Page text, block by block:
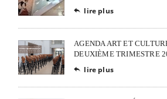
 lire plus
AGENDA ART ET
DEUXIÈME TRIMESTRE
 lire plus